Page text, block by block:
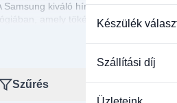
Készülék
Szállítási díj
Samsung kiváló hírnévvel
amely tökéletesen ötvözi a
a vizuális élmények
élmény is új szintre
technológiák mellett a
megoldásokat kínálnak,
Szűrés